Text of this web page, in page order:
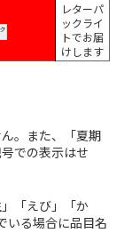
レターパ
ックライ
トでお届
けします
。また、「夏期
での表示はせ
「えび」「か
いる場合に品目名